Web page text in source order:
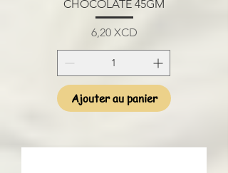
CHOCOLATE 45GM
Prix
6,20 XCD
Ajouter au panier